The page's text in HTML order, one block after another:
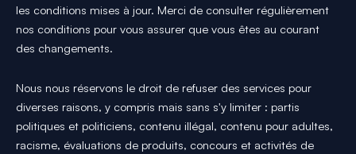
les conditions mises à jour. Merci de consulter régulièrement
nos conditions pour vous assurer que vous êtes au courant
des changements.
Nous nous réservons le droit de refuser des services pour
diverses raisons, y compris mais sans s'y limiter : partis
politiques et politiciens, contenu illégal, contenu pour adultes,
racisme, évaluations de produits, concours et activités de